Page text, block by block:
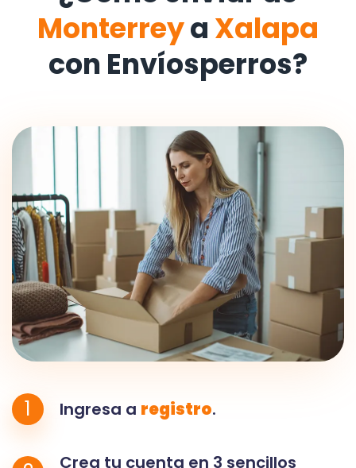
Monterreya Xalapa
con Envíosperros?
1 Ingresa a registro.
Crea tu cuenta en 3 sencillos